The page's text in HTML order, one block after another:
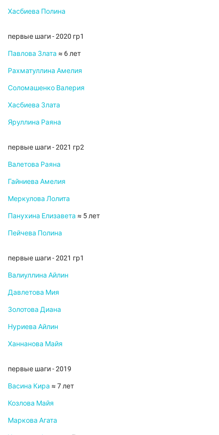
Хасбиева Полина
первые шаги - 2020 гр1
Павлова Злата ≈ 6 лет
Рахматуллина Амелия
Соломашенко Валерия
Хасбиева Злата
Яруллина Раяна
первые шаги - 2021 гр2
Валетова Раяна
Гайниева Амелия
Меркулова Лолита
Панухина Елизавета ≈ 5 лет
Пейчева Полина
первые шаги - 2021 гр1
Валиуллина Айлин
Давлетова Мия
Золотова Диана
Нуриева Айлин
Ханнанова Майя
первые шаги - 2019
Васина Кира ≈ 7 лет
Козлова Майя
Маркова Агата